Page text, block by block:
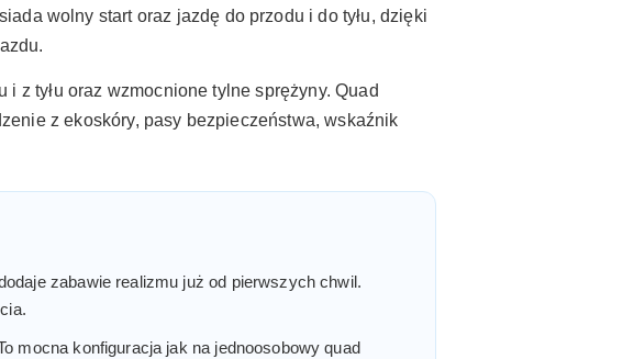
wolny start oraz jazdę do przodu i do tyłu, dzięki
i z tyłu oraz wzmocnione tylne sprężyny. Quad
z ekoskóry, pasy bezpieczeństwa, wskaźnik
zabawie realizmu już od pierwszych chwil.
mocna konfiguracja jak na jednoosobowy quad